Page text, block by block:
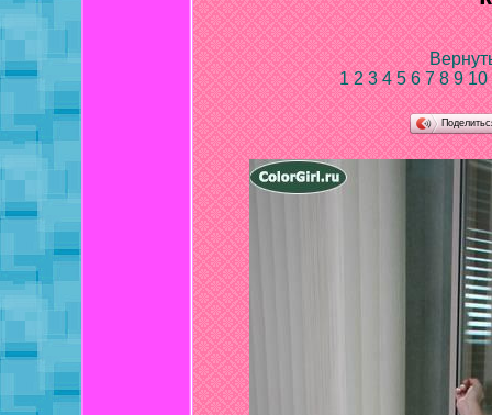
12345678910